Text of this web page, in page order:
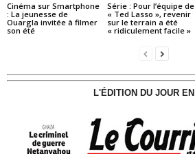
Cinéma sur Smartphone
: La jeunesse de
Ouargla invitée à filmer
son été
Série : Pour l’équipe de
« Ted Lasso », revenir
sur le terrain a été
« ridiculement facile »
L'ÉDITION DU JOUR